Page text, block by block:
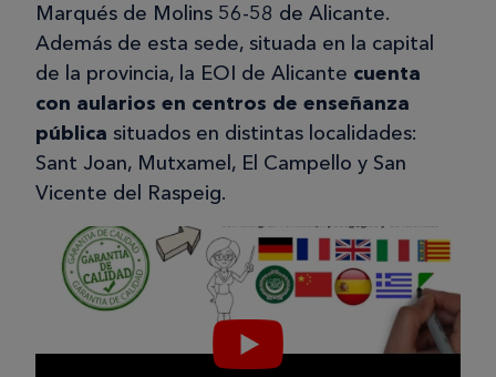
Marqués de Molins 56-58 de Alicante.
Además de esta sede, situada en la capital
de la provincia, la EOI de Alicante cuenta
con aularios en centros de enseñanza
pública situados en distintas localidades:
Sant Joan, Mutxamel, El Campello y San
Vicente del Raspeig.